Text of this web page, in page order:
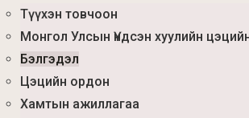
Түүхэн товчоон
Монгол Улсын Үндсэн хуулийн
Бэлгэдэл
Цэцийн ордон
Хамтын ажиллагаа